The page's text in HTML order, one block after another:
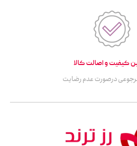
کیفیت و اصالت کالا
درصورت عدم رضایت